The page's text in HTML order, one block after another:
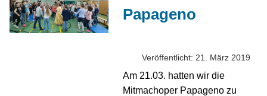
Papageno
Veröffentlicht: 21. März 2019
Am 21.03. hatten wir die
Mitmachoper Papageno zu